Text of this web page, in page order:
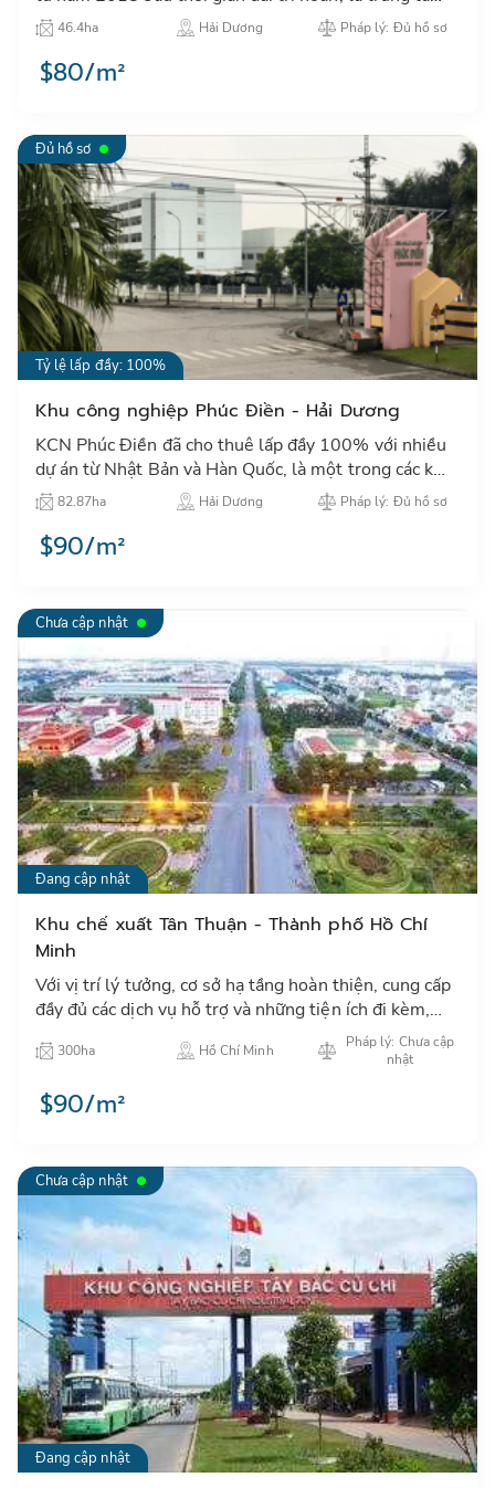
thu hút đầu tư công nghiệp tại khu vực thành phố Hải
Dươn…
46.4ha Hải Dương Pháp lý: Đủ hồ sơ
$80/m²
Đủ hồ sơ
Tỷ lệ lấp đầy: 100%
Khu công nghiệp Phúc Điền - Hải Dương
KCN Phúc Điền đã cho thuê lấp đầy 100% với nhiều
dự án từ Nhật Bản và Hàn Quốc, là một trong các khu
công nghệp thu hút đầu tư tiêu biểu của tỉnh Hải
Dương…
82.87ha Hải Dương Pháp lý: Đủ hồ sơ
$90/m²
Chưa cập nhật
Đang cập nhật
Khu chế xuất Tân Thuận - Thành phố Hồ Chí
Minh
Với vị trí lý tưởng, cơ sở hạ tầng hoàn thiện, cung cấp
đầy đủ các dịch vụ hỗ trợ và những tiện ích đi kèm,
KCX Tân Thuận đem tới môi trường hoạt động tốt
nhất …
300ha Hồ Chí Minh
Pháp lý: Chưa cập
nhật
$90/m²
Chưa cập nhật
Đang cập nhật